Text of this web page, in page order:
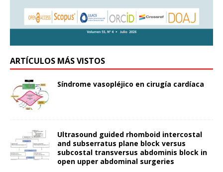
ARTÍCULOS MÁS VISTOS
Síndrome vasopléjico en cirugía cardíaca
Ultrasound guided rhomboid intercostal
and subserratus plane block versus
subcostal transversus abdominis block in
open upper abdominal surgeries